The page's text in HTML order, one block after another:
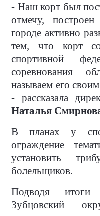
- Наш корт был
отмечу,
городе активно
тем, что корт
спортивной
соревнования
называем его
- рассказала
Наталья
В планах у
ограждение
установить
болельщиков.
Подводя
Зубцовский